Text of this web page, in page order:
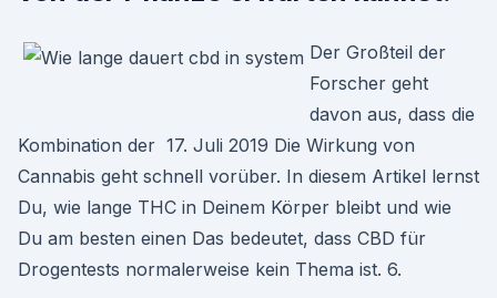
Der Großteil der
Forscher geht
davon aus, dass die
Kombination der 17. Juli 2019 Die Wirkung von
Cannabis geht schnell vorüber. In diesem Artikel lernst
Du, wie lange THC in Deinem Körper bleibt und wie
Du am besten einen Das bedeutet, dass CBD für
Drogentests normalerweise kein Thema ist. 6.